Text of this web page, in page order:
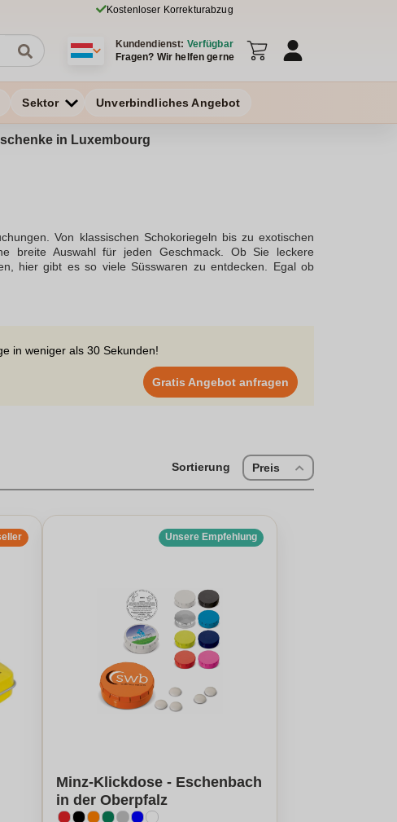
Kostenloser Korrekturabzug
Kundendienst: Verfügbar
Fragen? Wir helfen gerne
Sektor Unverbindliches Angebot
in Luxembourg
Von klassischen Schokoriegeln bis zu exotischen
breite Auswahl für jeden Geschmack. Ob Sie leckere
hier gibt es so viele Süsswaren zu entdecken. Egal ob
Leckereien ist auch ideal für Geschenkboxen und
süss. Sie können die köstlichen Snacks einfach online
bietet. Stöbern Sie in unserem Shop, um die nächste
von über 10.000 Produkten ist für jeden Fan von
günstig online zu kaufen und in den Genuss der leckeren
in weniger als 30 Sekunden!
Gratis Angebot anfragen
Sortierung Preis
Unsere Empfehlung
Minz-Klickdose - Eschenbach
in der Oberpfalz